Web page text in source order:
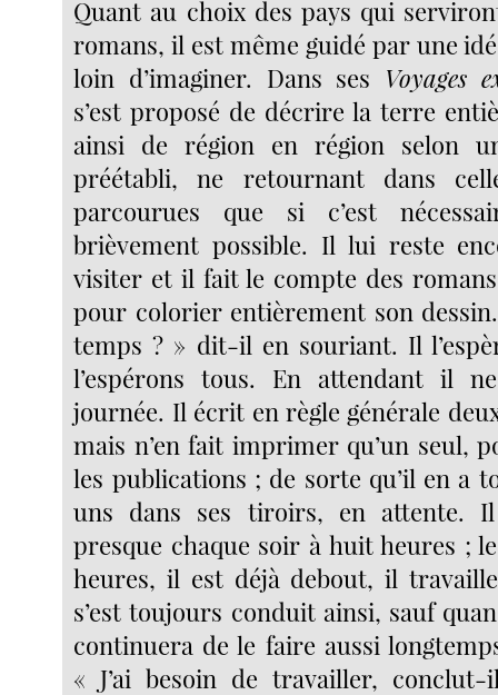
Quant au choix des pays qui
romans, il est même guidé par une
loin d’imaginer. Dans ses Voyages
s’est proposé de décrire la terre
ainsi de région en région selon
préétabli, ne retournant dans
parcourues que si c’est
brièvement possible. Il lui reste
visiter et il fait le compte des
pour colorier entièrement son
temps ? » dit-il en souriant. Il
l’espérons tous. En attendant il
journée. Il écrit en règle générale
mais n’en fait imprimer qu’un seul,
les publications ; de sorte qu’il en a
uns dans ses tiroirs, en attente.
presque chaque soir à huit heures ;
heures, il est déjà debout, il
s’est toujours conduit ainsi, sauf
continuera de le faire aussi
« J’ai besoin de travailler,